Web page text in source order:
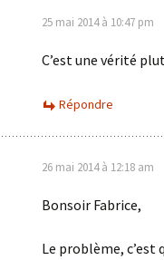
25 mai 2014 à 10:47 pm
C’est une vérité
Répondre
26 mai 2014 à 12:18 am
Bonsoir Fabrice,
Le problème, c’est